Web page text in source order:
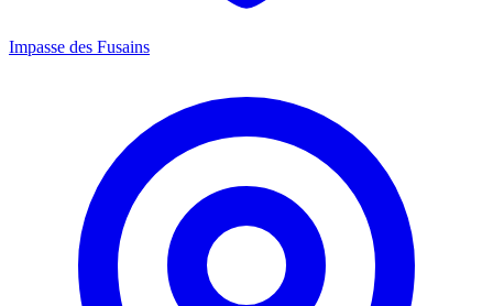
Impasse des Fusains